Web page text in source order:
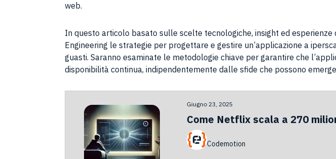
web.
In questo articolo basato sulle scelte tecnologiche, insight ed esperienze
Engineering le strategie per progettare e gestire un’applicazione a
guasti. Saranno esaminate le metodologie chiave per garantire che
disponibilità continua, indipendentemente dalle sfide che possono
Giugno 23, 2025
Come Netflix scala a 270
Codemotion